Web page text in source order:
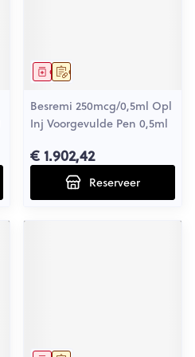
Op voorschrift
Geneesmiddel
Besremi 250mcg/0,5ml Opl
Inj Voorgevulde Pen 0,5ml
€ 1.902,42
Reserveer